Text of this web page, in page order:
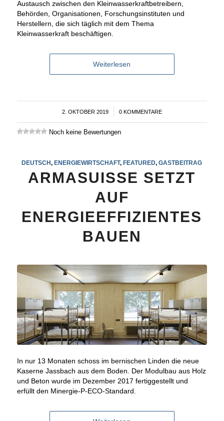
Austausch zwischen den Kleinwasserkraftbetreibern,
Behörden, Organisationen, Forschungsinstituten und
Herstellern, die sich täglich mit dem Thema
Kleinwasserkraft beschäftigen.
Weiterlesen
2. OKTOBER 2019
/ 0 KOMMENTARE
Noch keine Bewertungen
DEUTSCH, ENERGIEWIRTSCHAFT, FEATURED,GASTBEITRAG
ARMASUISSE SETZT
AUF
ENERGIEEFFIZIENTES
BAUEN
In nur 13 Monaten schoss im bernischen Linden die neue
Kaserne Jassbach aus dem Boden. Der Modulbau aus Holz
und Beton wurde im Dezember 2017 fertiggestellt und
erfüllt den Minergie-P-ECO-Standard.